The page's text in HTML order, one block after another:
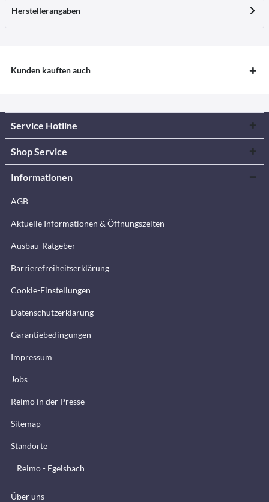
Herstellerangaben
Kunden kauften auch
Service Hotline
Shop Service
Informationen
AGB
Aktuelle Informationen & Öffnungszeiten
Ausbau-Ratgeber
Barrierefreiheitserklärung
Cookie-Einstellungen
Datenschutzerklärung
Garantiebedingungen
Impressum
Jobs
Reimo in der Presse
Sitemap
Standorte
Reimo - Egelsbach
Über uns